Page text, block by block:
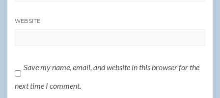
WEBSITE
Save my name, email, and website in this browser for the
next time I comment.